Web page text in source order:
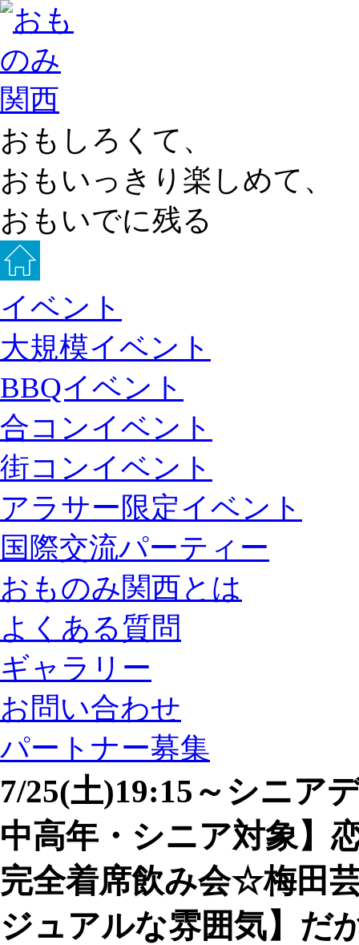
おもしろくて、
おもいっきり楽しめて、
おもいでに残る
イベント
大規模イベント
BBQイベント
合コンイベント
街コンイベント
アラサー限定イベント
国際交流パーティー
おものみ関西とは
よくある質問
ギャラリー
お問い合わせ
パートナー募集
7/25(土)19:15～シニア
中高年・シニア対象】
完全着席飲み会☆梅田
ジュアルな雰囲気】だ